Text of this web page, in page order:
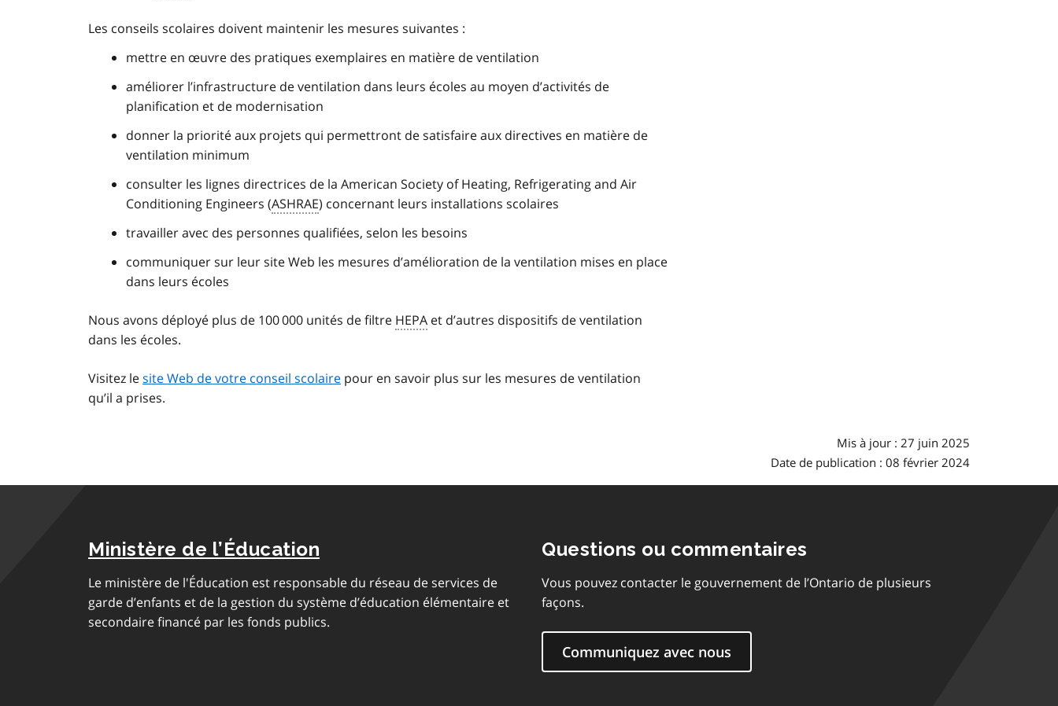
Les conseils scolaires doivent maintenir les mesures suivantes :
mettre en œuvre des pratiques exemplaires en matière de ventilation
améliorer l’infrastructure de ventilation dans leurs écoles au moyen d’activités de
planification et de modernisation
donner la priorité aux projets qui permettront de satisfaire aux directives en matière de
ventilation minimum
consulter les lignes directrices de la American Society of Heating, Refrigerating and Air
Conditioning Engineers (ASHRAE) concernant leurs installations scolaires
travailler avec des personnes qualifiées, selon les besoins
communiquer sur leur site Web les mesures d’amélioration de la ventilation mises en place
dans leurs écoles
Nous avons déployé plus de 100 000 unités de filtre HEPA et d’autres dispositifs de ventilation
dans les écoles.
Visitez lesite Web de votre conseil scolaire pour en savoir plus sur les mesures de ventilation
qu’il a prises.
Mis à jour : 27 juin 2025
Date de publication : 08 février 2024
Ministère de l’Éducation
Le ministère de l'Éducation est responsable du réseau de services de
garde d’enfants et de la gestion du système d’éducation élémentaire et
secondaire financé par les fonds publics.
Questions ou commentaires
Vous pouvez contacter le gouvernement de l’Ontario de plusieurs
façons.
Communiquez avec nous